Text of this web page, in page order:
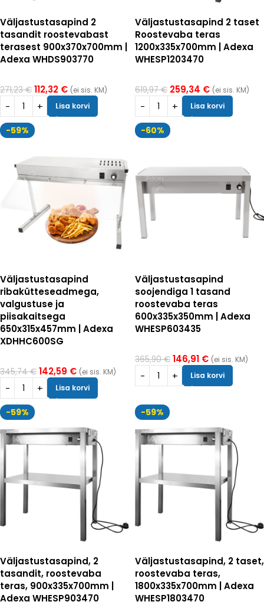
Väljastustasapind 2
tasandit roostevabast
terasest 900x370x700mm |
Adexa WHDS903770
271,23€ 112,32 € (ei sis. KM)
Lisa korvi
Väljastustasapind 2 taset
Roostevaba teras
1200x335x700mm | Adexa
WHESP1203470
619,97€ 259,34 € (ei sis. KM)
Lisa korvi
-59%
Väljastustasapind
ribakütteseadmega,
valgustuse ja
piisakaitsega
650x315x457mm | Adexa
XDHHC600SG
345,74€ 142,59 € (ei sis. KM)
Lisa korvi
-60%
Väljastustasapind
soojendiga 1 tasand
roostevaba teras
600x335x350mm | Adexa
WHESP603435
365,90€ 146,91 € (ei sis. KM)
Lisa korvi
-59%
Väljastustasapind, 2
tasandit, roostevaba
teras, 900x335x700mm |
Adexa WHESP903470
-59%
Väljastustasapind, 2 taset,
roostevaba teras,
1800x335x700mm | Adexa
WHESP1803470